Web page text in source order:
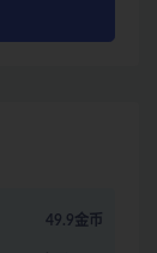
49.9金币